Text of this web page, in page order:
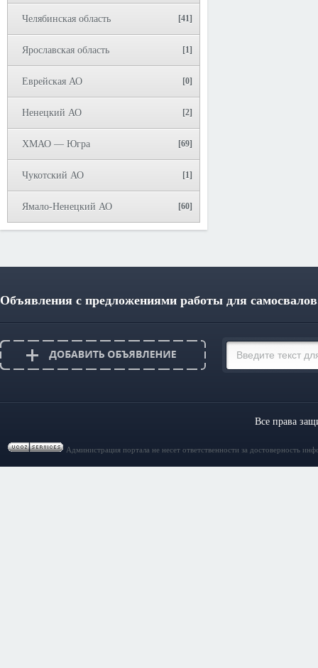
Челябинская область [41]
Ярославская область [1]
Еврейская АО [0]
Ненецкий АО [2]
ХМАО — Югра [69]
Чукотский АО [1]
Ямало-Ненецкий АО [60]
Объявления с предложениями работы для
Все права
Администрация портала не несет ответственности за достоверность